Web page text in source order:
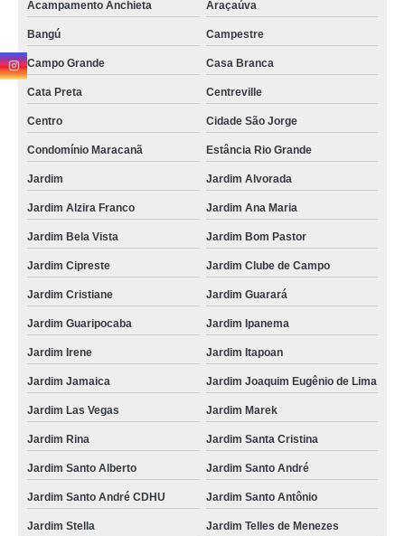
consulta médica veterinária para silvestres Centro
consulta de ozonioterapia para silvestres São Caetano do Sul
consulta de ortopedia para animais silvestres marcar Jardim São Caetano
consulta para animais silvestres marcar Vila Sacadura Cabral
consulta de dermatologista para silvestres Vila Príncipe de Gales
onde agendar consulta silvestres Jardim Cipreste
consulta silvestres marcar Parque Represa Billings II
onde fazer consulta animal silvestre Bangú
consulta para silvestres marcar Jardim Santo Antônio
onde agendar consulta silvestres Parque das Nações
onde agendar consulta médica veterinária para animais silvestres Jardim
consulta para silvestres Vila Alzira
onde agendar consulta veterinária para silvestres Vila Scarpelli
consulta para animal silvestre Jardim Cristiane
Acampamento Anchieta Araçaúva
Bangú Campestre
Campo Grande Casa Branca
Cata Preta Centreville
Centro Cidade São Jorge
Condomínio Maracanã Estância Rio Grande
Jardim Jardim Alvorada
Jardim Alzira Franco Jardim Ana Maria
Jardim Bela Vista Jardim Bom Pastor
Jardim Cipreste Jardim Clube de Campo
Jardim Cristiane Jardim Guarará
Jardim Guaripocaba Jardim Ipanema
Jardim Irene Jardim Itapoan
Jardim Jamaica Jardim Joaquim Eugênio de Lima
Jardim Las Vegas Jardim Marek
Jardim Rina Jardim Santa Cristina
Jardim Santo Alberto Jardim Santo André
Jardim Santo André CDHU Jardim Santo Antônio
Jardim Stella Jardim Telles de Menezes